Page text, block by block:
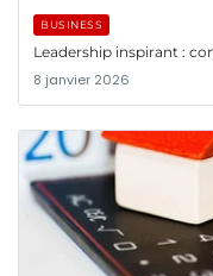
BUSINESS
Leadership inspirant :
8 janvier 2026